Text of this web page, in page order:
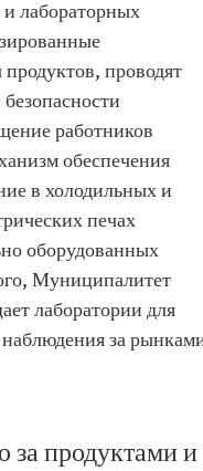
лабораторных
проводят
работников
обеспечения
в холодильных и
печах
оборудованных
Муниципалитет
лаборатории для
за
за продуктами и